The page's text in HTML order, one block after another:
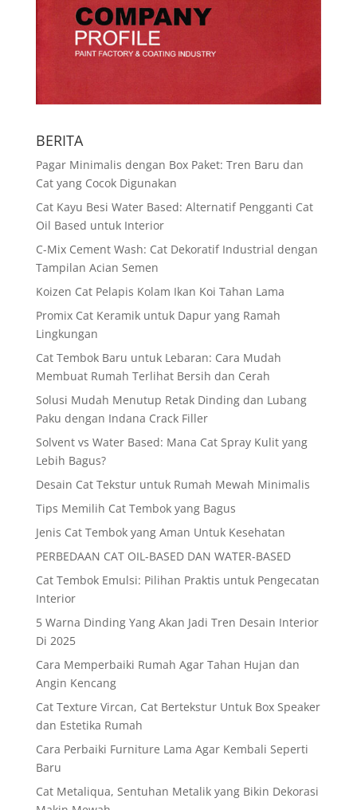
BERITA
Pagar Minimalis dengan Box Paket: Tren Baru dan
Cat yang Cocok Digunakan
Cat Kayu Besi Water Based: Alternatif Pengganti Cat
Oil Based untuk Interior
C-Mix Cement Wash: Cat Dekoratif Industrial dengan
Tampilan Acian Semen
Koizen Cat Pelapis Kolam Ikan Koi Tahan Lama
Promix Cat Keramik untuk Dapur yang Ramah
Lingkungan
Cat Tembok Baru untuk Lebaran: Cara Mudah
Membuat Rumah Terlihat Bersih dan Cerah
Solusi Mudah Menutup Retak Dinding dan Lubang
Paku dengan Indana Crack Filler
Solvent vs Water Based: Mana Cat Spray Kulit yang
Lebih Bagus?
Desain Cat Tekstur untuk Rumah Mewah Minimalis
Tips Memilih Cat Tembok yang Bagus
Jenis Cat Tembok yang Aman Untuk Kesehatan
PERBEDAAN CAT OIL-BASED DAN WATER-BASED
Cat Tembok Emulsi: Pilihan Praktis untuk Pengecatan
Interior
5 Warna Dinding Yang Akan Jadi Tren Desain Interior
Di 2025
Cara Memperbaiki Rumah Agar Tahan Hujan dan
Angin Kencang
Cat Texture Vircan, Cat Bertekstur Untuk Box Speaker
dan Estetika Rumah
Cara Perbaiki Furniture Lama Agar Kembali Seperti
Baru
Cat Metaliqua, Sentuhan Metalik yang Bikin Dekorasi